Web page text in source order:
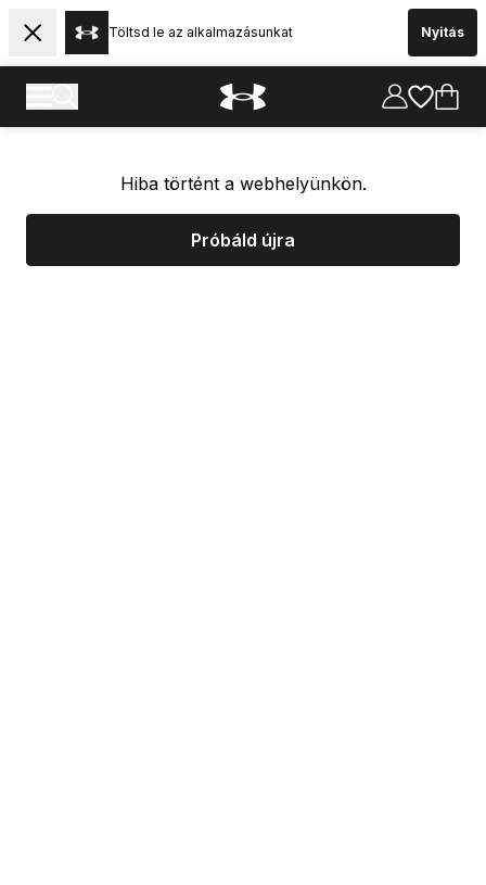
Töltsd le az alkalmazásunkat Nyitás
Hiba történt a webhelyünkön.
Próbáld újra